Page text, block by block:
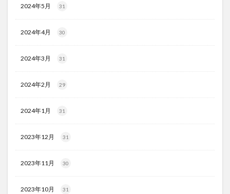
2024年5月 31
2024年4月 30
2024年3月 31
2024年2月 29
2024年1月 31
2023年12月 31
2023年11月 30
2023年10月 31